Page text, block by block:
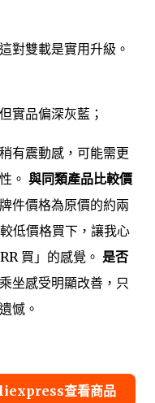
對雙載是實用升級。
實品偏深灰藍；
有震動感，可能需更
。 與同類產品比較價
件價格為原價的約兩
低價格買下，讓我心
買」的感覺。 是否
坐感受明顯改善，只
憾。
查看商品